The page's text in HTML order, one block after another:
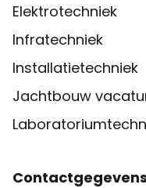
Elektrotechniek
Infratechniek
Installatietechniek
Jachtbouw
Contactgegevens